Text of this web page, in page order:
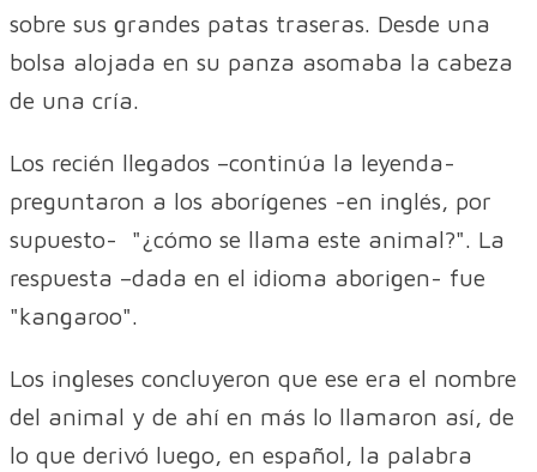
sobre sus grandes patas traseras. Desde una
bolsa alojada en su panza asomaba la cabeza
de una cría.
Los recién llegados –continúa la leyenda-
preguntaron a los aborígenes -en inglés, por
supuesto- "¿cómo se llama este animal?". La
respuesta –dada en el idioma aborigen- fue
"kangaroo".
Los ingleses concluyeron que ese era el nombre
del animal y de ahí en más lo llamaron así, de
lo que derivó luego, en español, la palabra